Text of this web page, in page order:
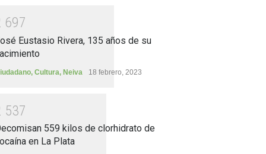
697
Eustasio Rivera, 135 años de su
, Cultura, Neiva 18 febrero, 2023
537
559 kilos de clorhidrato de
en La Plata